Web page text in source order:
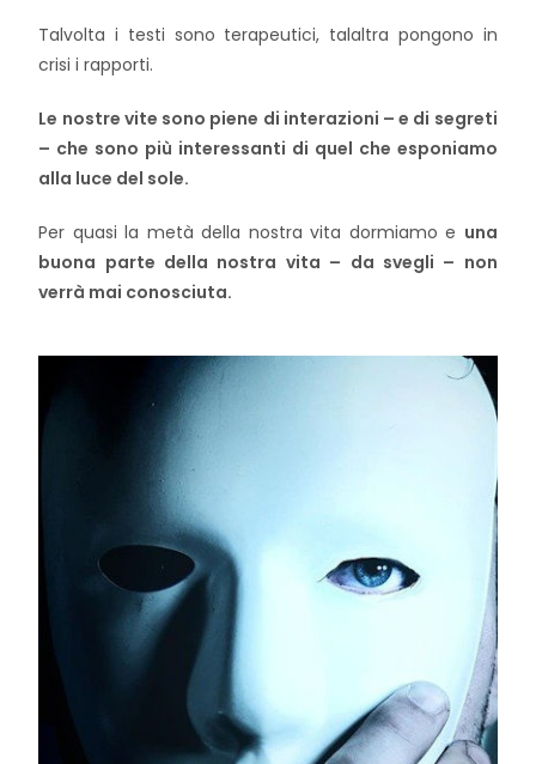
Talvolta i testi sono terapeutici, talaltra pongono in
crisi i rapporti.
Le nostre vite sono piene di interazioni – e di segreti
– che sono più interessanti di quel che esponiamo
alla luce del sole.
Per quasi la metà della nostra vita dormiamo e una
buona parte della nostra vita – da svegli – non
verrà mai conosciuta.